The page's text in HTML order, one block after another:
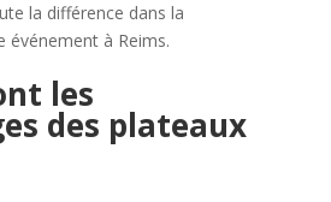
la différence dans la
événement à Reims.
les
des plateaux